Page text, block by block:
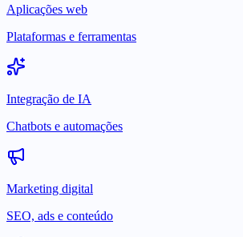
Aplicações web
Plataformas e ferramentas
Integração de IA
Chatbots e automações
Marketing digital
SEO, ads e conteúdo